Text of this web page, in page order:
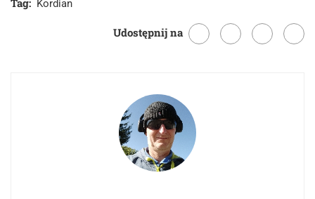
Tag: Kordian
Udostępnij na